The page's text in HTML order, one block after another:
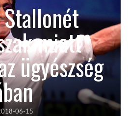
miatt
ügyészség
06-15